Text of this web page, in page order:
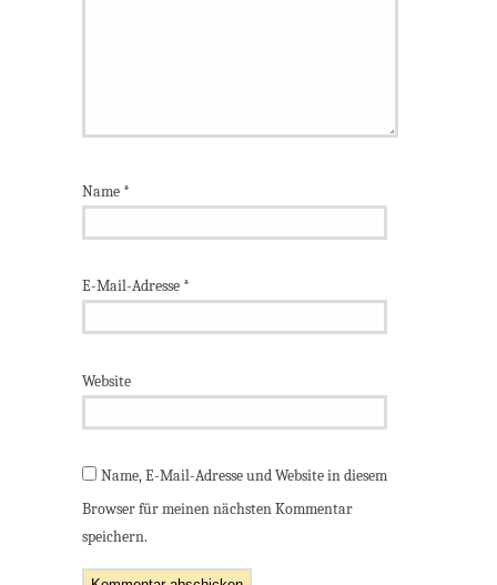
Name *
E-Mail-Adresse *
Website
Name, E-Mail-Adresse und Website in diesem
Browser für meinen nächsten Kommentar
speichern.